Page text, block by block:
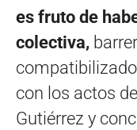
es fruto de
colectiva,
con los actos
Gutiérrez y